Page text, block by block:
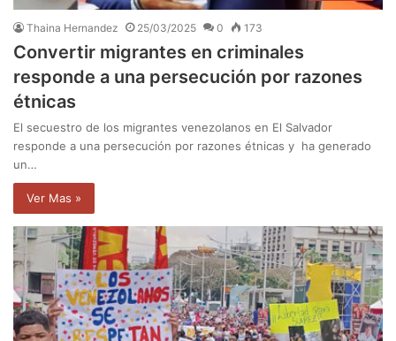
Thaina Hernandez 25/03/2025 0 173
Convertir migrantes en criminales
responde a una persecución por razones
étnicas
El secuestro de los migrantes venezolanos en El Salvador
responde a una persecución por razones étnicas y ha generado
un…
Ver Mas »